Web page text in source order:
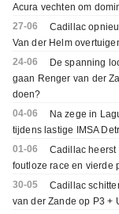
Acura vechten om
27-06
Cadillac
Van der Helm
24-06
De spanning
gaan Renger van der
doen?
04-06
Na zege in
tijdens lastige IMSA
01-06
Cadillac heerst
foutloze race en vierde
30-05
Cadillac
van der Zande op P3 +